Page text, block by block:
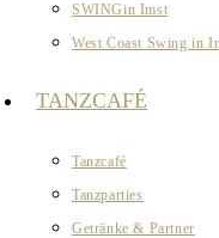
SWINGin Imst
West Coast Swing in
TANZCAFÉ
Tanzcafé
Tanzparties
Getränke & Partner